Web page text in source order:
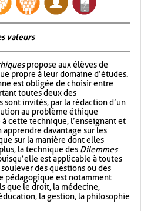
valeurs
propose aux élèves de
propre à leur domaine d’études.
est obligée de choisir entre
toutes deux des
invités, par la rédaction d’un
au problème éthique
cette technique, l’enseignant et
apprendre davantage sur les
sur la manière dont elles
la technique des Dilemmes
est applicable à toutes
des questions ou des
pédagogique est notamment
que le droit, la médecine,
la gestion, la philosophie